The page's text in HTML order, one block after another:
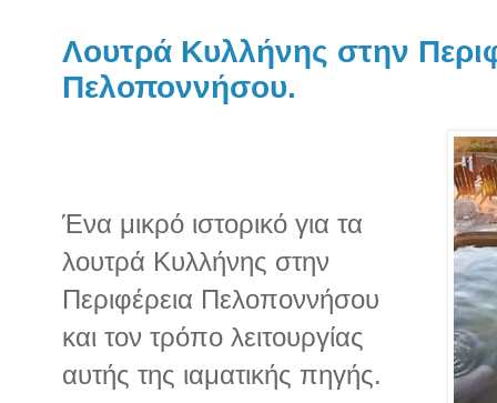
Λουτρά Κυλλήνης στην
Πελοποννήσου.
Ένα μικρό ιστορικό για τα
λουτρά Κυλλήνης στην
Περιφέρεια Πελοποννήσου
και τον τρόπο λειτουργίας
αυτής της ιαματικής πηγής.